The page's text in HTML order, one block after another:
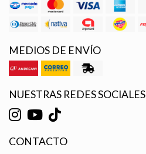
MEDIOS DE ENVÍO
NUESTRAS REDES SOCIALES
CONTACTO